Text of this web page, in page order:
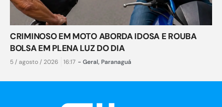
CRIMINOSO EM MOTO ABORDA IDOSA E ROUBA
BOLSA EM PLENA LUZ DO DIA
5 / agosto / 2026 16:17 - Geral, Paranaguá